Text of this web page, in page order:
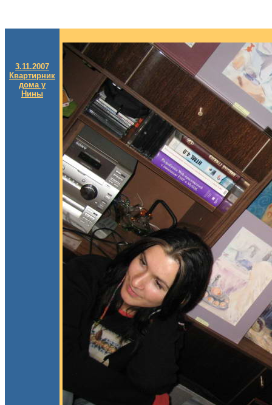
3.11.2007
Квартирник
дома у
Нины